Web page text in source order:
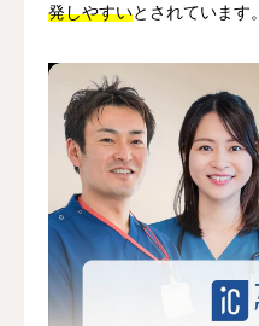
発しやすいとされています。